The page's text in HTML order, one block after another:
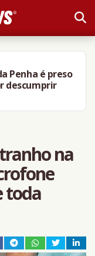
Penha é preso
descumprir
na
toda